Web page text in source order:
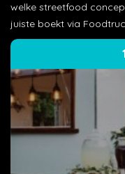
welke streetfood
juiste boekt via